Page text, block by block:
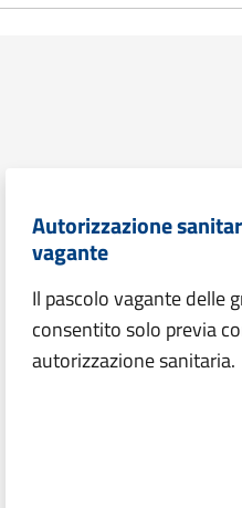
Autorizzazione
vagante
Il pascolo vagante delle
consentito solo previa
autorizzazione sanitaria.